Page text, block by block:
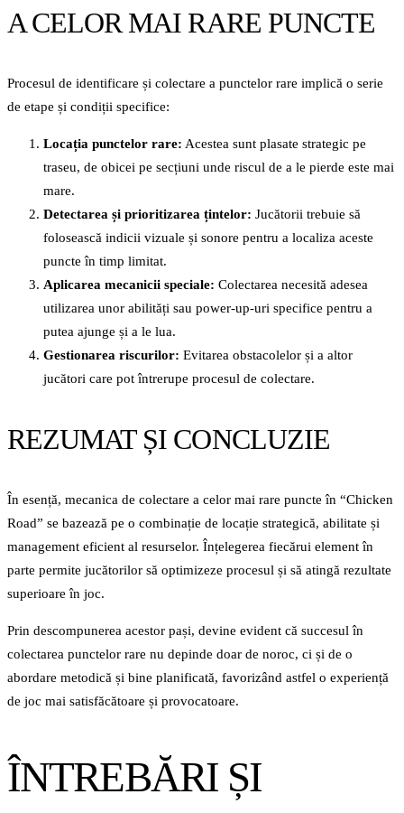
A CELOR MAI RARE PUNCTE
Procesul de identificare și colectare a punctelor rare implică o serie
de etape și condiții specifice:
Locația punctelor rare: Acestea sunt plasate strategic pe
traseu, de obicei pe secțiuni unde riscul de a le pierde este mai
mare.
Detectarea și prioritizarea țintelor: Jucătorii trebuie să
folosească indicii vizuale și sonore pentru a localiza aceste
puncte în timp limitat.
Aplicarea mecanicii speciale: Colectarea necesită adesea
utilizarea unor abilități sau power-up-uri specifice pentru a
putea ajunge și a le lua.
Gestionarea riscurilor: Evitarea obstacolelor și a altor
jucători care pot întrerupe procesul de colectare.
REZUMAT ȘI CONCLUZIE
În esență, mecanica de colectare a celor mai rare puncte în “Chicken
Road” se bazează pe o combinație de locație strategică, abilitate și
management eficient al resurselor. Înțelegerea fiecărui element în
parte permite jucătorilor să optimizeze procesul și să atingă rezultate
superioare în joc.
Prin descompunerea acestor pași, devine evident că succesul în
colectarea punctelor rare nu depinde doar de noroc, ci și de o
abordare metodică și bine planificată, favorizând astfel o experiență
de joc mai satisfăcătoare și provocatoare.
ÎNTREBĂRI ȘI